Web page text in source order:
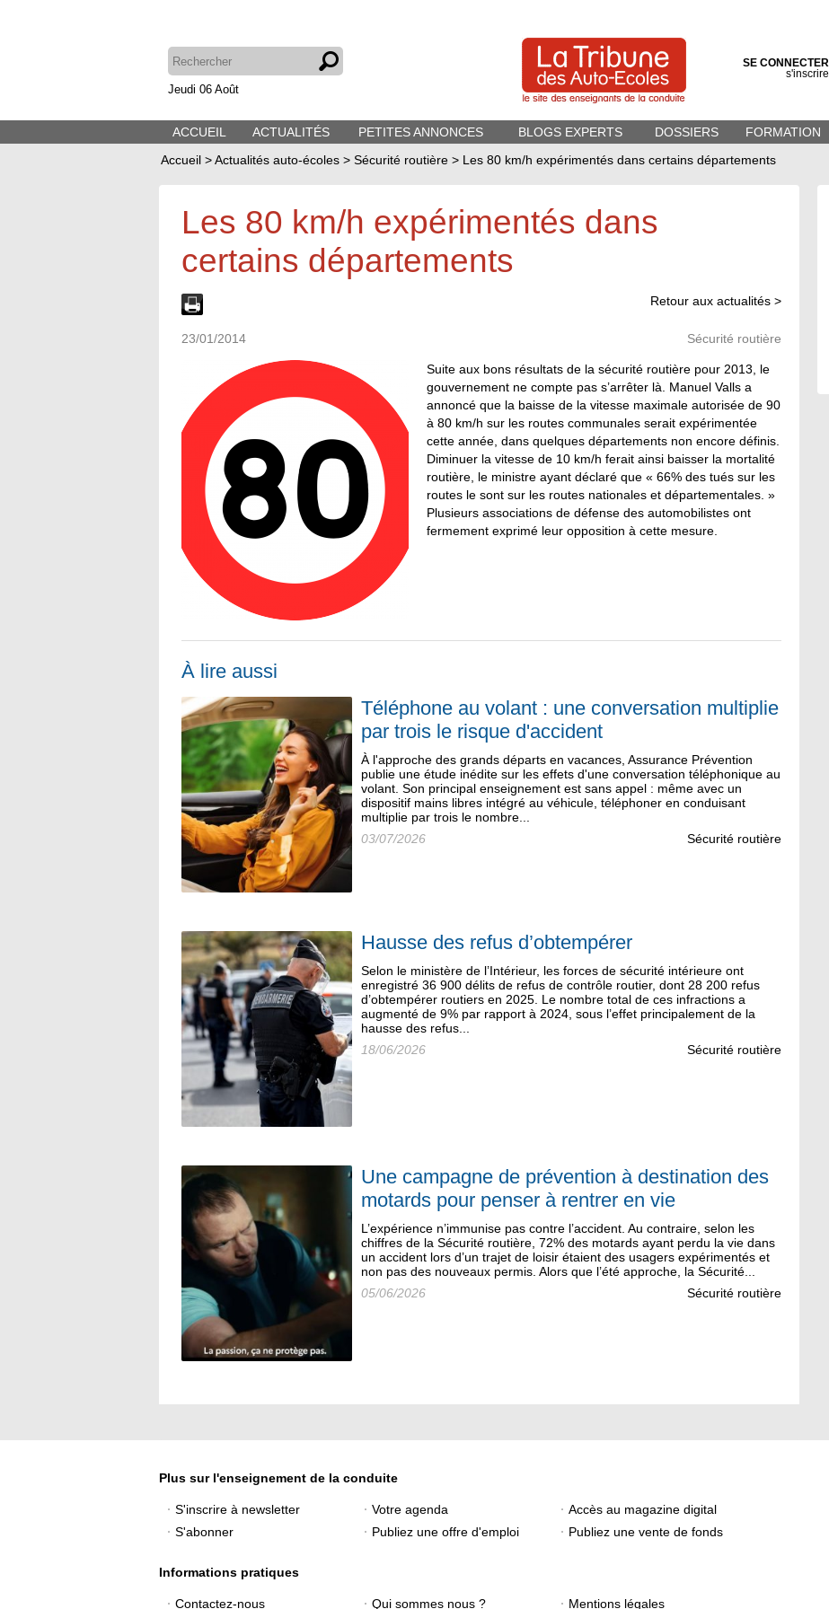
Jeudi 06 Août
SE CONNECTER
s'inscrire
ACCUEIL ACTUALITÉS PETITES ANNONCES BLOGS EXPERTS DOSSIERS FORMATION
Accueil >Actualités auto-écoles > Sécurité routière > Les 80 km/h expérimentés dans certains départements
Les 80 km/h expérimentés dans
certains départements
Retour aux actualités >
23/01/2014 Sécurité routière
Suite aux bons résultats de la sécurité routière pour 2013, le
gouvernement ne compte pas s’arrêter là. Manuel Valls a
annoncé que la baisse de la vitesse maximale autorisée de 90
à 80 km/h sur les routes communales serait expérimentée
cette année, dans quelques départements non encore définis.
Diminuer la vitesse de 10 km/h ferait ainsi baisser la mortalité
routière, le ministre ayant déclaré que « 66% des tués sur les
routes le sont sur les routes nationales et départementales. »
Plusieurs associations de défense des automobilistes ont
fermement exprimé leur opposition à cette mesure.
À lire aussi
Téléphone au volant : une conversation multiplie
par trois le risque d'accident
À l'approche des grands départs en vacances, Assurance Prévention
publie une étude inédite sur les effets d'une conversation téléphonique au
volant. Son principal enseignement est sans appel : même avec un
dispositif mains libres intégré au véhicule, téléphoner en conduisant
multiplie par trois le nombre...
03/07/2026
Sécurité routière
Hausse des refus d’obtempérer
Selon le ministère de l’Intérieur, les forces de sécurité intérieure ont
enregistré 36 900 délits de refus de contrôle routier, dont 28 200 refus
d’obtempérer routiers en 2025. Le nombre total de ces infractions a
augmenté de 9% par rapport à 2024, sous l’effet principalement de la
hausse des refus...
18/06/2026
Sécurité routière
Une campagne de prévention à destination des
motards pour penser à rentrer en vie
L’expérience n’immunise pas contre l’accident. Au contraire, selon les
chiffres de la Sécurité routière, 72% des motards ayant perdu la vie dans
un accident lors d’un trajet de loisir étaient des usagers expérimentés et
non pas des nouveaux permis. Alors que l’été approche, la Sécurité...
05/06/2026
Sécurité routière
Plus sur l'enseignement de la conduite
S'inscrire à newsletter Votre agenda
Accès au magazine digital
S'abonner
Publiez une offre d'emploi Publiez une vente de fonds
Informations pratiques
Contactez-nous Qui sommes nous ? Mentions légales